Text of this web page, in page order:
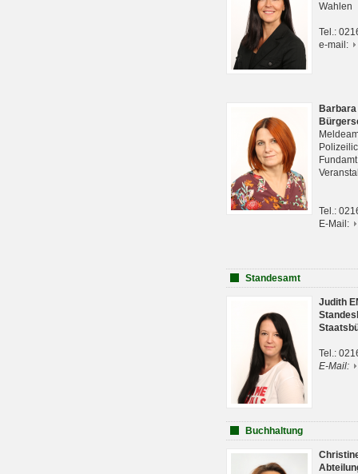
Wahlen
Tel.:
e-mail:
Tel.:
E-Mail:
Standesamt
Judith
Tel.:
E-Mail:
Buchhaltung